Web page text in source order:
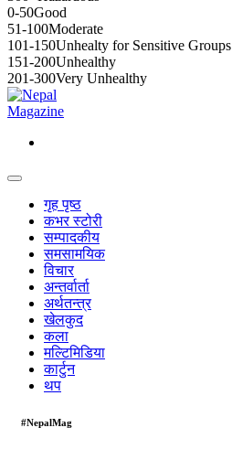
0-50Good
51-100Moderate
101-150Unhealty for Sensitive Groups
151-200Unhealthy
201-300Very Unhealthy
गृह पृष्ठ
कभर स्टोरी
सम्पादकीय
समसामयिक
विचार
अन्तर्वार्ता
अर्थतन्त्र
खेलकुद
कला
मल्टिमिडिया
कार्टुन
थप
#NepalMag